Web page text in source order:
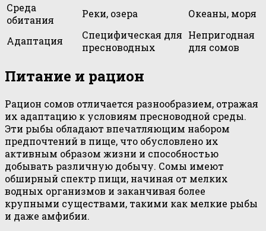
Среда
обитания
Реки, озера Океаны, моря
Адаптация
Специфическая для
пресноводных
Непригодная
для сомов
Питание и рацион
Рацион сомов отличается разнообразием, отражая
их адаптацию к условиям пресноводной среды.
Эти рыбы обладают впечатляющим набором
предпочтений в пище, что обусловлено их
активным образом жизни и способностью
добывать различную добычу. Сомы имеют
обширный спектр пищи, начиная от мелких
водных организмов и заканчивая более
крупными существами, такими как мелкие рыбы
и даже амфибии.